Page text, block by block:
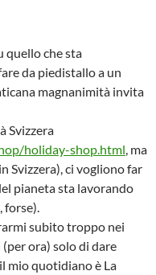
quello che sta
da piedistallo a un
magnanimità invita
Svizzera
holiday-shop.html, ma
Svizzera), ci vogliono far
pianeta sta lavorando
forse).
subito troppo nei
ora) solo di dare
mio quotidiano è La